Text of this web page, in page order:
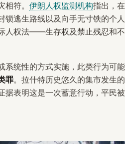
符。 伊朗人权监测机构指出，在
锁逃生路线以及向手无寸铁的个人
人权法——生存权及禁止残忍和不
系统性的方式实施，此类行为可能
罪。拉什特历史悠久的集市发生的
据表明这是一次蓄意行动，平民被